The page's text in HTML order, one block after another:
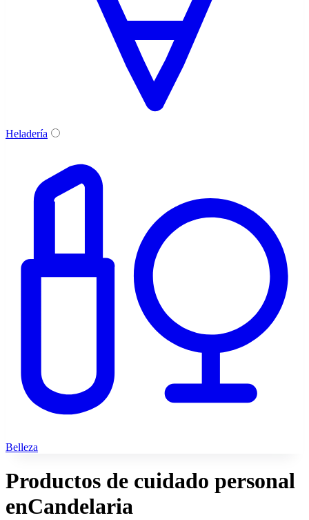
Heladería
Belleza
Productos de cuidado personal
enCandelaria